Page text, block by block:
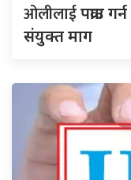
ओलीलाईपक्राउ
संयुक्त माग